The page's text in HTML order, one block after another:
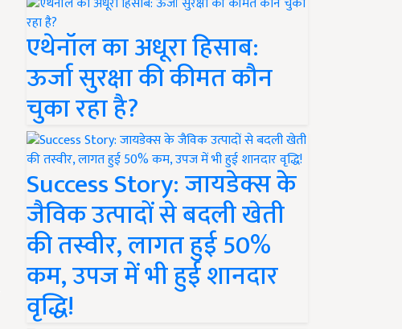
एथेनॉल का अधूरा हिसाब:
ऊर्जा सुरक्षा की कीमत कौन
चुका रहा है?
Success Story: जायडेक्स के
जैविक उत्पादों से बदली खेती
की तस्वीर, लागत हुई 50%
कम, उपज में भी हुई शानदार
वृद्धि!